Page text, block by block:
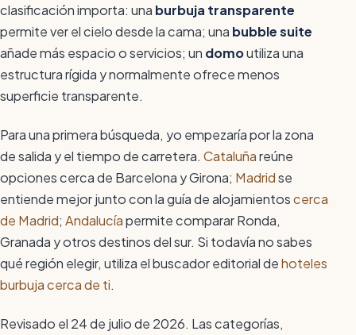
clasificación importa: una burbuja transparente
permite ver el cielo desde la cama; una bubble suite
añade más espacio o servicios; un domoutiliza una
estructura rígida y normalmente ofrece menos
superficie transparente.
Para una primera búsqueda, yo empezaría por la zona
de salida y el tiempo de carretera. Cataluñareúne
opciones cerca de Barcelona y Girona; Madridse
entiende mejor junto con la guía de alojamientoscerca
de Madrid; Andalucíapermite comparar Ronda,
Granada y otros destinos del sur. Si todavía no sabes
qué región elegir, utiliza el buscador editorial dehoteles
burbuja cerca de ti.
Revisado el 24 de julio de 2026. Las categorías,